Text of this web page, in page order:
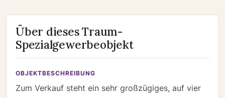
Über dieses Traum-
Spezialgewerbeobjekt
OBJEKTBESCHREIBUNG
Zum Verkauf steht ein sehr großzügiges, auf vier